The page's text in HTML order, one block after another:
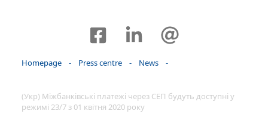
Homepage - Press centre - News -
(Укр) Міжбанківські платежі через СЕП будуть доступні у
режимі 23/7 з 01 квітня 2020 року